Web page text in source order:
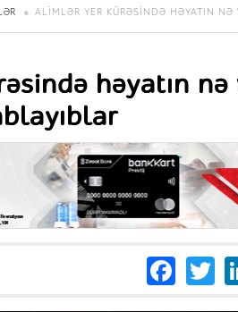
ALIMLƏR YER KÜRƏSINDƏ HƏYATIN
həyatın nə